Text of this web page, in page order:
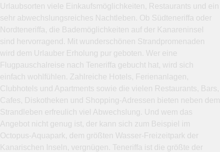
Urlaubsorten viele Einkaufsmöglichkeiten, Restaurants und ein
sehr abwechslungsreiches Nachtleben. Ob Südteneriffa oder
Nordteneriffa, die Bademöglichkeiten auf der Kanareninsel
sind hervorragend. Mit wunderschönen Strandpromenaden
wird dem Urlauber Erholung pur geboten. Wer eine
Flugpauschalreise nach Teneriffa gebucht hat, wird sich
einfach wohlfühlen. Zahlreiche Hotels, Ferienanlagen,
Clubhotels und Apartments sowie die vielen Restaurants, Bars,
Cafes, Diskotheken und Shopping-Adressen bieten neben dem
Strandleben erfreulich viel Abwechslung. Und wem das
Angebot nicht genug ist, der kann sich zum Beispiel im
Octopus-Aquapark, dem größten Wasser-Freizeitpark der
Kanarischen Inseln, vergnügen. Teneriffa ist die größte der